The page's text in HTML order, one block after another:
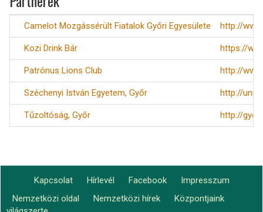
Camelot Mozgássérült Fiatalok Győri Egyesülete http://
Kozi Drink Bár https://
Patrónus Lions Club http://
Széchenyi István Egyetem, Győr http://
Tűzoltóság, Győr http://
Footer
Kapcsolat Hírlevél Facebook Impresszum
Nemzetközi oldal Nemzetközi hírek
Központjaink